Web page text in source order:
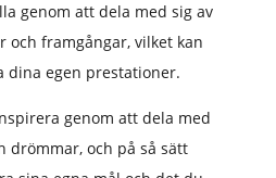
genom att dela med sig av
och framgångar, vilket kan
egen prestationer.
genom att dela med
drömmar, och på så sätt